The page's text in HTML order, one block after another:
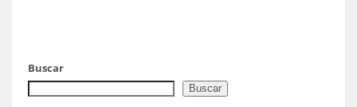
Buscar
Buscar